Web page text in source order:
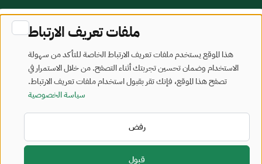
خريطة الموقعشروط الاستخدام
تم تطويره وصيانته بواسطة وزارة البلديات والإسكان
آخر تحديث: 2026/08/07
ملفات تعريف الارتباط
هذا الموقع يستخدم ملفات تعريف الارتباط الخاصة للتأكد من سهولة
الاستخدام وضمان تحسين تجربتك أثناء التصفح. من خلال الاستمرار في
تصفح هذا الموقع، فإنك تقر بقبول استخدام ملفات تعريف الارتباط.
سياسة الخصوصية
رفض
قبول